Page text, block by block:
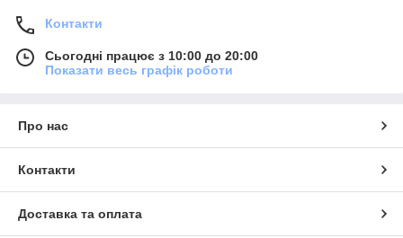
Контакти
Сьогодні працює з 10:00 до 20:00
Показати весь графік роботи
Про нас
Контакти
Доставка та оплата